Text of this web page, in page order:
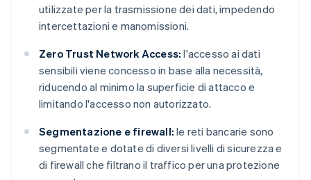
utilizzate per la trasmissione dei dati, impedendo
intercettazioni e manomissioni.
Zero Trust Network Access: l'accesso ai dati
sensibili viene concesso in base alla necessità,
riducendo al minimo la superficie di attacco e
limitando l'accesso non autorizzato.
Segmentazione e firewall: le reti bancarie sono
segmentate e dotate di diversi livelli di sicurezza e
di firewall che filtrano il traffico per una protezione